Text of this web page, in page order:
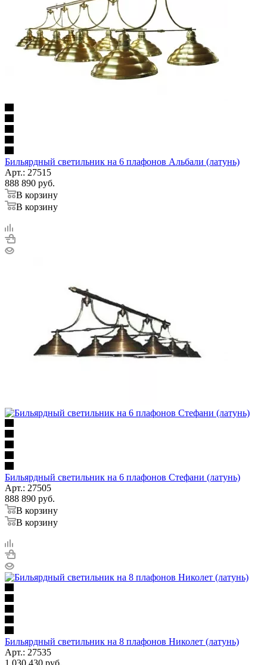
Бильярдный светильник на 6 плафонов Альбали (латунь)
Арт.: 27515
888 890 руб.
В корзину
В корзину
Бильярдный светильник на 6 плафонов Стефани (латунь)
Арт.: 27505
888 890 руб.
В корзину
В корзину
Бильярдный светильник на 8 плафонов Николет (латунь)
Арт.: 27535
1 030 430 руб.